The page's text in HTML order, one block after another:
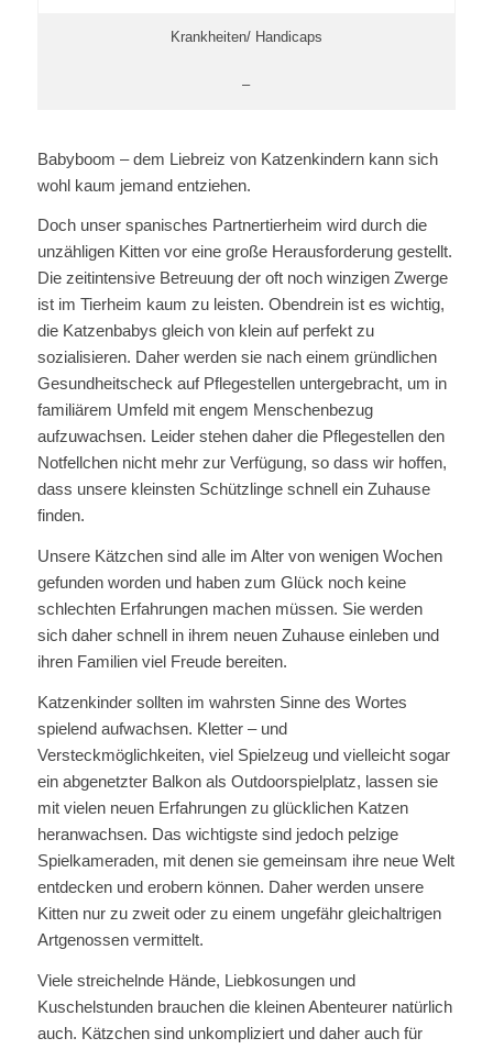
Krankheiten/ Handicaps
–
Babyboom – dem Liebreiz von Katzenkindern kann sich
wohl kaum jemand entziehen.
Doch unser spanisches Partnertierheim wird durch die
unzähligen Kitten vor eine große Herausforderung gestellt.
Die zeitintensive Betreuung der oft noch winzigen Zwerge
ist im Tierheim kaum zu leisten. Obendrein ist es wichtig,
die Katzenbabys gleich von klein auf perfekt zu
sozialisieren. Daher werden sie nach einem gründlichen
Gesundheitscheck auf Pflegestellen untergebracht, um in
familiärem Umfeld mit engem Menschenbezug
aufzuwachsen. Leider stehen daher die Pflegestellen den
Notfellchen nicht mehr zur Verfügung, so dass wir hoffen,
dass unsere kleinsten Schützlinge schnell ein Zuhause
finden.
Unsere Kätzchen sind alle im Alter von wenigen Wochen
gefunden worden und haben zum Glück noch keine
schlechten Erfahrungen machen müssen. Sie werden
sich daher schnell in ihrem neuen Zuhause einleben und
ihren Familien viel Freude bereiten.
Katzenkinder sollten im wahrsten Sinne des Wortes
spielend aufwachsen. Kletter – und
Versteckmöglichkeiten, viel Spielzeug und vielleicht sogar
ein abgenetzter Balkon als Outdoorspielplatz, lassen sie
mit vielen neuen Erfahrungen zu glücklichen Katzen
heranwachsen. Das wichtigste sind jedoch pelzige
Spielkameraden, mit denen sie gemeinsam ihre neue Welt
entdecken und erobern können. Daher werden unsere
Kitten nur zu zweit oder zu einem ungefähr gleichaltrigen
Artgenossen vermittelt.
Viele streichelnde Hände, Liebkosungen und
Kuschelstunden brauchen die kleinen Abenteurer natürlich
auch. Kätzchen sind unkompliziert und daher auch für